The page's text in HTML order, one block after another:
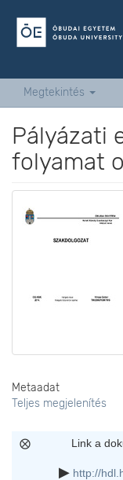
Megtekintés
Pályázati
folyamat
Metaadat
Teljes megjelenítés
Link a
http://